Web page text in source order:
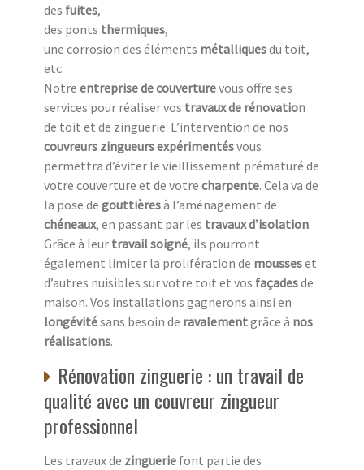
des fuites,
des ponts thermiques,
une corrosion des éléments métalliquesdu toit,
etc.
Notre entreprise de couverturevous offre ses
services pour réaliser vos travaux de rénovation
de toit et de zinguerie. L’intervention de nos
couvreurs zingueurs expérimentésvous
permettra d’éviter le vieillissement prématuré de
votre couverture et de votre charpente. Cela va de
la pose de gouttièresà l’aménagement de
chéneaux, en passant par les travaux d’isolation.
Grâce à leur travail soigné, ils pourront
également limiter la prolifération de mousseset
d’autres nuisibles sur votre toit et vos façadesde
maison. Vos installations gagnerons ainsi en
longévitésans besoin de ravalementgrâce à nos
réalisations.
Rénovation zinguerie : un travail de
qualité avec un couvreur zingueur
professionnel
Les travaux de zinguerie font partie des